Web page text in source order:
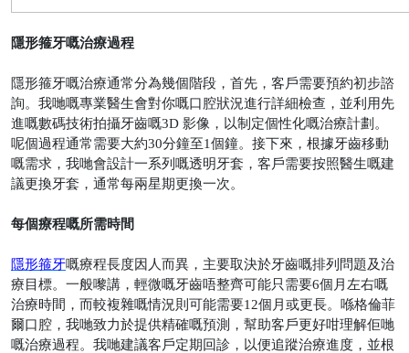
隱形箍牙嘅治療過程
隱形箍牙嘅治療通常分為幾個階段，首先，客戶需要預約初步諮
詢。我哋嘅專業醫生會對你嘅口腔狀況進行詳細檢查，並利用先
進嘅數碼技術拍攝牙齒嘅3D 影像，以制定個性化嘅治療計劃。
呢個過程通常需要大約30分鐘至1個鐘。接下來，根據牙齒移動
嘅需求，我哋會設計一系列嘅透明牙套，客戶需要按照醫生嘅建
議更換牙套，通常每兩星期更換一次。
每個療程嘅所需時間
隱形箍牙嘅療程長度因人而異，主要取決於牙齒嘅排列問題及治
療目標。一般嚟講，輕微嘅牙齒唔整齊可能只需要6個月左右嘅
治療時間，而較複雜嘅情況則可能需要12個月或更長。喺格倫菲
爾口腔，我哋致力於提供精確嘅預測，幫助客戶更好咁理解佢哋
嘅治療過程。我哋建議客戶定期回診，以便追蹤治療進度，並根